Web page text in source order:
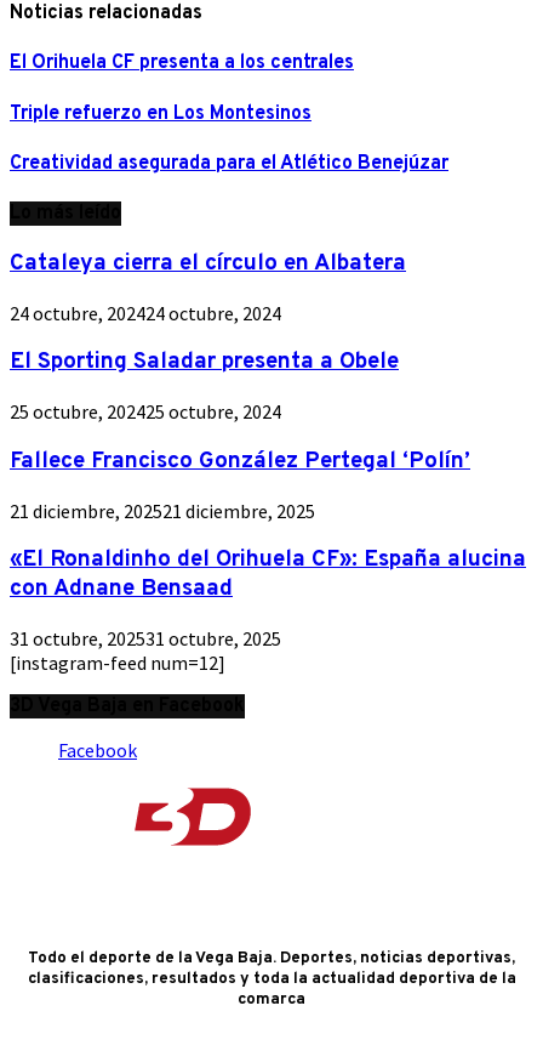
Noticias relacionadas
El Orihuela CF presenta a los centrales
Triple refuerzo en Los Montesinos
Creatividad asegurada para el Atlético Benejúzar
Cataleya cierra el círculo en Albatera
24 octubre, 202424 octubre, 2024
El Sporting Saladar presenta a Obele
25 octubre, 202425 octubre, 2024
Fallece Francisco González Pertegal ‘Polín’
21 diciembre, 202521 diciembre, 2025
«El Ronaldinho del Orihuela CF»: España alucina
con Adnane Bensaad
31 octubre, 202531 octubre, 2025
[instagram-feed num=12]
Facebook
Todo el deporte de la Vega Baja. Deportes, noticias deportivas,
clasificaciones, resultados y toda la actualidad deportiva de la
comarca